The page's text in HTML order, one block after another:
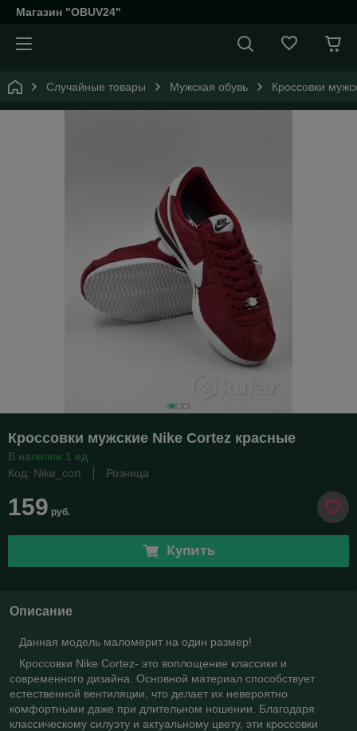
Магазин "OBUV24"
Случайные товары Мужская обувь Кроссовки
Кроссовки мужские Nike Cortez красные
В наличии 1 ед.
Код: Nike_cort
Розница
159 руб.
Купить
Описание
Данная модель маломерит на один размер!
Кроссовки Nike Cortez- это воплощение классики и
современного дизайна. Основной материал способствует
естественной вентиляции, что делает их невероятно
комфортными даже при длительном ношении. Благодаря
классическому силуэту и актуальному цвету, эти кроссовки